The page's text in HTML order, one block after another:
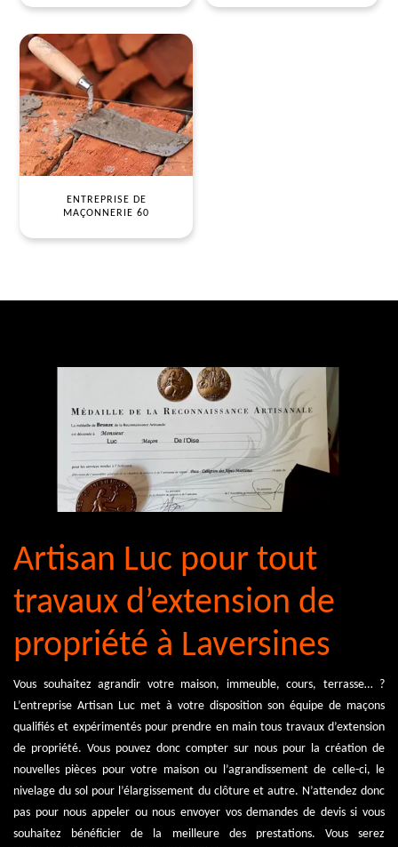
ENTREPRISE DE
MAÇONNERIE 60
Artisan Luc pour tout
travaux d’extension de
propriété à Laversines
Vous souhaitez agrandir votre maison, immeuble, cours, terrasse… ?
L’entreprise Artisan Luc met à votre disposition son équipe de maçons
qualifiés et expérimentés pour prendre en main tous travaux d’extension
de propriété. Vous pouvez donc compter sur nous pour la création de
nouvelles pièces pour votre maison ou l’agrandissement de celle-ci, le
nivelage du sol pour l’élargissement du clôture et autre. N’attendez donc
pas pour nous appeler ou nous envoyer vos demandes de devis si vous
souhaitez bénéficier de la meilleure des prestations. Vous serez